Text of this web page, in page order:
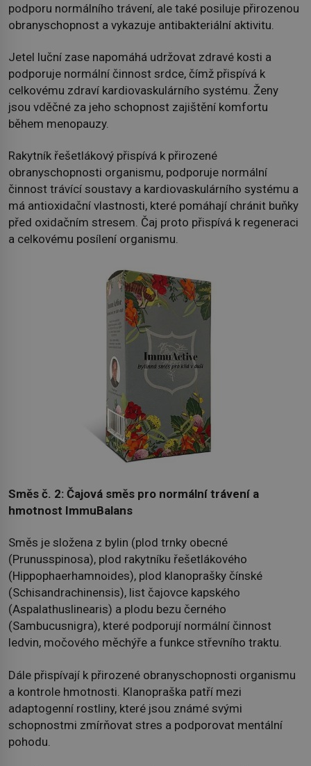
podporu normálního trávení, ale také posiluje přirozenou
obranyschopnost a vykazuje antibakteriální aktivitu.
Jetel luční zase napomáhá udržovat zdravé kosti a
podporuje normální činnost srdce, čímž přispívá k
celkovému zdraví kardiovaskulárního systému. Ženy
jsou vděčné za jeho schopnost zajištění komfortu
během menopauzy.
Rakytník řešetlákový přispívá k přirozené
obranyschopnosti organismu, podporuje normální
činnost trávící soustavy a kardiovaskulárního systému a
má antioxidační vlastnosti, které pomáhají chránit buňky
před oxidačním stresem. Čaj proto přispívá k regeneraci
a celkovému posílení organismu.
Směs č. 2: Čajová směs pro normální trávení a
hmotnost ImmuBalans
Směs je složena z bylin (plod trnky obecné
(Prunusspinosa), plod rakytníku řešetlákového
(Hippophaerhamnoides), plod klanoprašky čínské
(Schisandrachinensis), list čajovce kapského
(Aspalathuslinearis) a plodu bezu černého
(Sambucusnigra), které podporují normální činnost
ledvin, močového měchýře a funkce střevního traktu.
Dále přispívají k přirozené obranyschopnosti organismu
a kontrole hmotnosti. Klanopraška patří mezi
adaptogenní rostliny, které jsou známé svými
schopnostmi zmírňovat stres a podporovat mentální
pohodu.